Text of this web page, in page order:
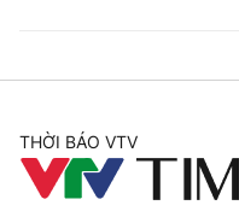
THỜI BÁO VTV